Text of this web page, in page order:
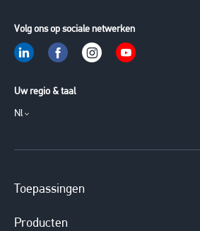
Volg ons op sociale netwerken
Uw regio & taal
Nl
Toepassingen
Producten